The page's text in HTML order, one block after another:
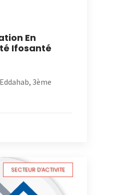
En
Ifosanté
3ème
SECTEUR D'ACTIVITE